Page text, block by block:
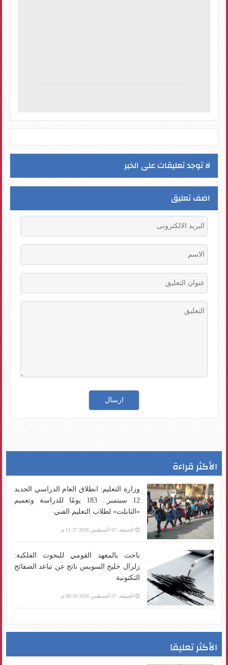
لا توجد تعليقات على الخبر
اضف تعليق
الأكثر قراءة
وزارة التعليم: انطلاق العام الدراسي الجديد
12 سبتمبر.. 183 يومًا للدراسة وتعميم
«التابلت» لطلاب التعليم الفني
الجمعة، 07 أغسطس 2026 11:37 م
باحث بالمعهد القومي للبحوث الفلكية:
زلزال خليج السويس ناتج عن تباعد الصفائح
التكتونية
الجمعة، 07 أغسطس 2026 09:59 م
الأكثر تعليقا